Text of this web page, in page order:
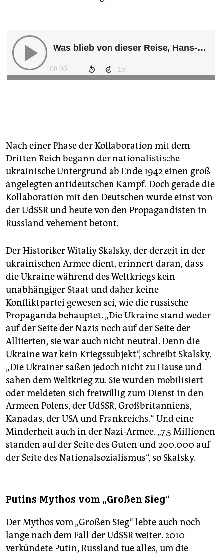
Nach einer Phase der Kollaboration mit dem
Dritten Reich begann der nationalistische
ukrainische Untergrund ab Ende 1942 einen groß
angelegten antideutschen Kampf. Doch gerade die
Kollaboration mit den Deutschen wurde einst von
der UdSSR und heute von den Propagandisten in
Russland vehement betont.
Der Historiker Witaliy Skalsky, der derzeit in der
ukrainischen Armee dient, erinnert daran, dass
die Ukraine während des Weltkriegs kein
unabhängiger Staat und daher keine
Konfliktpartei gewesen sei, wie die russische
Propaganda behauptet. „Die Ukraine stand weder
auf der Seite der Nazis noch auf der Seite der
Alliierten, sie war auch nicht neutral. Denn die
Ukraine war kein Kriegssubjekt“, schreibt Skalsky.
„Die Ukrainer saßen jedoch nicht zu Hause und
sahen dem Weltkrieg zu. Sie wurden mobilisiert
oder meldeten sich freiwillig zum Dienst in den
Armeen Polens, der UdSSR, Großbritanniens,
Kanadas, der USA und Frankreichs.“ Und eine
Minderheit auch in der Nazi-Armee. „7,5 Millionen
standen auf der Seite des Guten und 200.000 auf
der Seite des Nationalsozialismus“, so Skalsky.
Putins Mythos vom „Großen Sieg“
Der Mythos vom „Großen Sieg“ lebte auch noch
lange nach dem Fall der UdSSR weiter. 2010
verkündete Putin, Russland tue alles, um die